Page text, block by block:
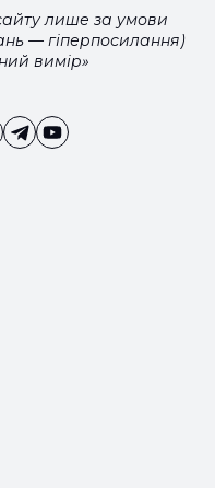
лише за умови
— гіперпосилання)
вимір»